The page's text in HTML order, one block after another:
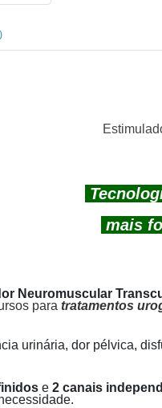
mais
Neuromuscular
para tratamentos
urinária, dor pélvica,
e 2 canais